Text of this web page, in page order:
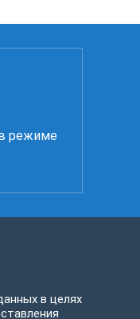
режиме
в целях